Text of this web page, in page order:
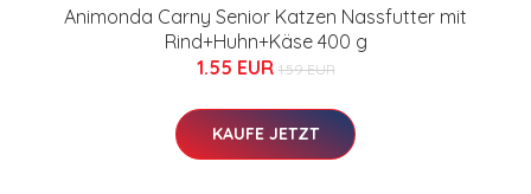
Animonda Carny Senior Katzen Nassfutter mit
Rind+Huhn+Käse 400 g
1.55 EUR 1.59 EUR
KAUFE JETZT